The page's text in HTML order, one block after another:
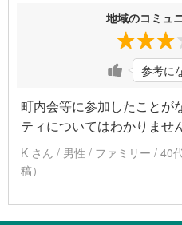
地域のコミュ
参考に
町内会等に参加したことが
ティについてはわかりません
K さん / 男性 / ファミリー / 40
稿）